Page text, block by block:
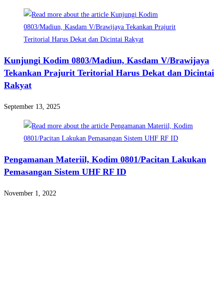
Kunjungi Kodim 0803/Madiun, Kasdam V/Brawijaya
Tekankan Prajurit Teritorial Harus Dekat dan Dicintai
Rakyat
September 13, 2025
Pengamanan Materiil, Kodim 0801/Pacitan Lakukan
Pemasangan Sistem UHF RF ID
November 1, 2022